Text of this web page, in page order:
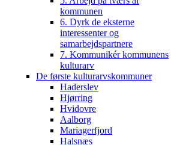
kommunen
6. Dyrk de eksterne
interessenter og
samarbejdspartnere
7. Kommunikér kommunens
kulturarv
De første kulturarvskommuner
Haderslev
Hjørring
Hvidovre
Aalborg
Mariagerfjord
Halsnæs